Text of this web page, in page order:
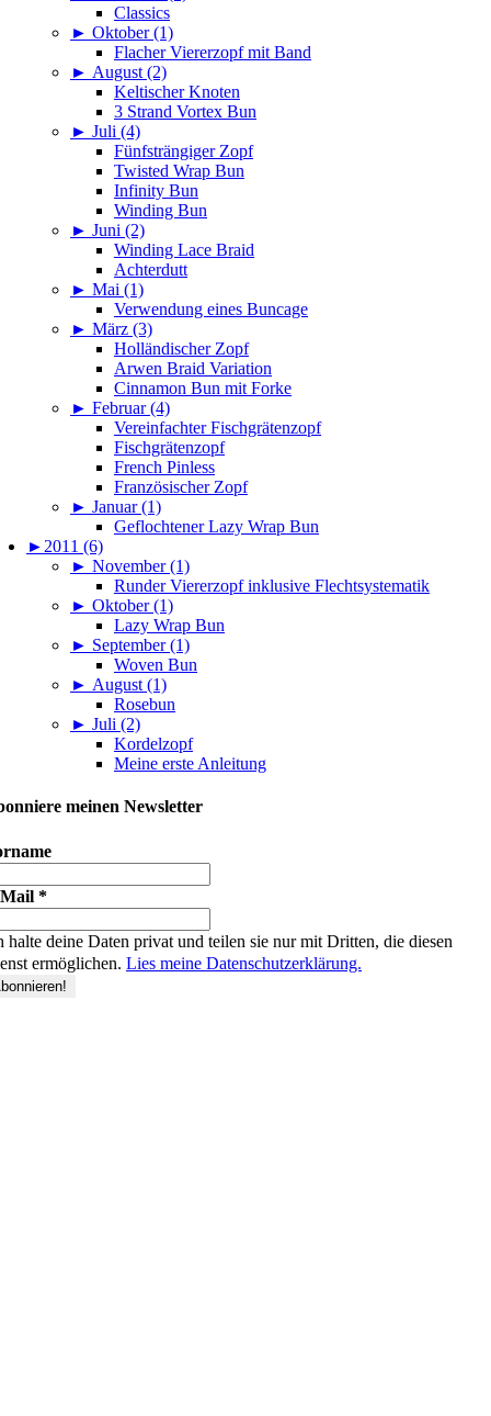
Classics
► Oktober (1)
Flacher Viererzopf mit Band
► August (2)
Keltischer Knoten
3 Strand Vortex Bun
► Juli (4)
Fünfsträngiger Zopf
Twisted Wrap Bun
Infinity Bun
Winding Bun
► Juni (2)
Winding Lace Braid
Achterdutt
► Mai (1)
Verwendung eines Buncage
► März (3)
Holländischer Zopf
Arwen Braid Variation
Cinnamon Bun mit Forke
► Februar (4)
Vereinfachter Fischgrätenzopf
Fischgrätenzopf
French Pinless
Französischer Zopf
► Januar (1)
Geflochtener Lazy Wrap Bun
► 2011 (6)
► November (1)
Runder Viererzopf inklusive Flechtsystematik
► Oktober (1)
Lazy Wrap Bun
► September (1)
Woven Bun
► August (1)
Rosebun
► Juli (2)
Kordelzopf
Meine erste Anleitung
meinen Newsletter
*
halte deine Daten privat und teilen sie nur mit Dritten, die diesen
ermöglichen. Lies meine Datenschutzerklärung.